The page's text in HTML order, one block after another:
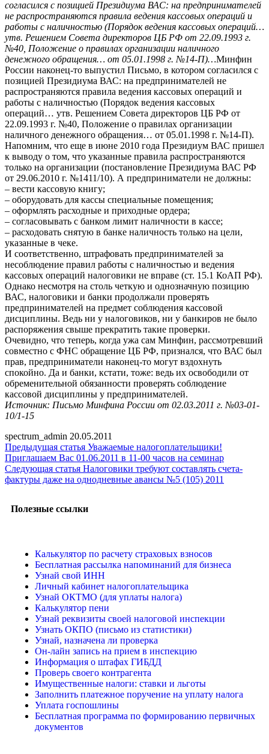
согласился с позицией Президиума ВАС: на предпринимателей
не распространяются правила ведения кассовых операций и
работы с наличностью (Порядок ведения кассовых операций…
утв. Решением Совета директоров ЦБ РФ от 22.09.1993 г.
№40, Положение о правилах организации наличного
денежного обращения… от 05.01.1998 г. №14-П)…Минфин
России наконец-то выпустил Письмо, в котором согласился с
позицией Президиума ВАС: на предпринимателей не
распространяются правила ведения кассовых операций и
работы с наличностью (Порядок ведения кассовых
операций… утв. Решением Совета директоров ЦБ РФ от
22.09.1993 г. №40, Положение о правилах организации
наличного денежного обращения… от 05.01.1998 г. №14-П).
Напомним, что еще в июне 2010 года Президиум ВАС пришел
к выводу о том, что указанные правила распространяются
только на организации (постановление Президиума ВАС РФ
от 29.06.2010 г. №1411/10). А предприниматели не должны:
– вести кассовую книгу;
– оборудовать для кассы специальные помещения;
– оформлять расходные и приходные ордера;
– согласовывать с банком лимит наличности в кассе;
– расходовать снятую в банке наличность только на цели,
указанные в чеке.
И соответственно, штрафовать предпринимателей за
несоблюдение правил работы с наличностью и ведения
кассовых операций налоговики не вправе (ст. 15.1 КоАП РФ).
Однако несмотря на столь четкую и однозначную позицию
ВАС, налоговики и банки продолжали проверять
предпринимателей на предмет соблюдения кассовой
дисциплины. Ведь ни у налоговиков, ни у банкиров не было
распоряжения свыше прекратить такие проверки.
Очевидно, что теперь, когда ужа сам Минфин, рассмотревший
совместно с ФНС обращение ЦБ РФ, признался, что ВАС был
прав, предприниматели наконец-то могут вздохнуть
спокойно. Да и банки, кстати, тоже: ведь их освободили от
обременительной обязанности проверять соблюдение
кассовой дисциплины у предпринимателей.
Источник: Письмо Минфина России от 02.03.2011 г. №03-01-
10/1-15
spectrum_admin 20.05.2011
Предыдущая статья Уважаемые налогоплательщики!
Приглашаем Вас 01.06.2011 в 11-00 часов на семинар
Следующая статья Налоговики требуют составлять счета-
фактуры даже на однодневные авансы №5 (105) 2011
Полезные ссылки
Калькулятор по расчету страховых взносов
Бесплатная рассылка напоминаний для бизнеса
Узнай свой ИНН
Личный кабинет налогоплательщика
Узнай ОКТМО (для уплаты налога)
Калькулятор пени
Узнай реквизиты своей налоговой инспекции
Узнать ОКПО (письмо из статистики)
Узнай, назначена ли проверка
Он-лайн запись на прием в инспекцию
Информация о штафах ГИБДД
Проверь своего контрагента
Имущественные налоги: ставки и льготы
Заполнить платежное поручение на уплату налога
Уплата госпошлины
Бесплатная программа по формированию первичных
документов